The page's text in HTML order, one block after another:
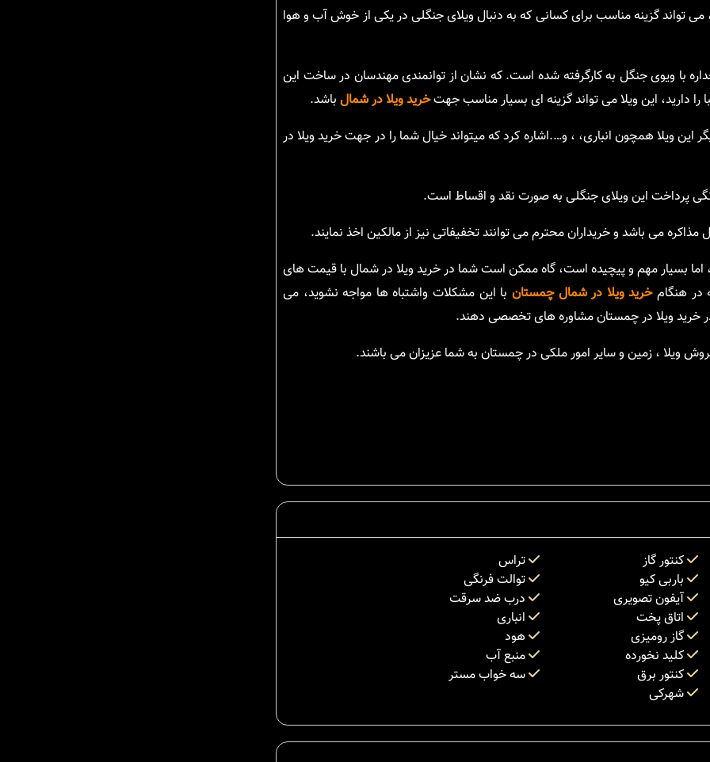
تواند گزینه مناسب برای کسانی که به دنبال ویلای جنگلی در یکی از خوش آب و هوا
با ویوی جنگل به کارگرفته شده است. که نشان از توانمندی مهندسان در ساخت این
دارید، این ویلا می تواند گزینه ای بسیار مناسب جهتخرید ویلا در شمال باشد.
این ویلا همچون انباری، ، و….اشاره کرد که میتواند خیال شما را در جهت خرید ویلا در
پرداخت این ویلای جنگلی به صورت نقد و اقساط است.
می باشد و خریداران محترم می توانند تخفیفاتی نیز از مالکین اخذ نمایند.
اما بسیار مهم و پیچیده است، گاه ممکن است شما در خرید ویلا در شمال با قیمت های
در هنگامخرید ویلا در شمال چمستان با این مشکلات واشتباه ها مواجه نشوید، می
خرید ویلا در چمستان مشاوره های تخصصی دهند.
ویلا ، زمین و سایر امور ملکی در چمستان به شما عزیزان می باشند.
کنتور گاز
تراس
باربی کیو
توالت فرنگی
آیفون تصویری
درب ضد سرقت
اتاق پخت
انباری
گاز رومیزی
هود
کلید نخورده
منبع آب
کنتور برق
سه خواب مستر
شهرکی